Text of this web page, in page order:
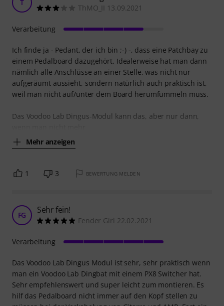
T
ThMO_II 13.09.2021
Ich finde ja - Pedant, der ich bin ;-) -, dass eine Patchbay zu
einem Pedalboard dazugehört. Idealerweise hat man dann
nämlich alle Anschlüsse an einer Stelle, was nicht nur
aufgeräumt aussieht, sondern natürlich auch praktisch ist,
weil man nicht auf/unter dem Board herumfummeln muss.
Das Voodoo Lab Dingus-Modul kann das, aber nur dann,
Mehr anzeigen
Verarbeitung
1 3 BEWERTUNG MELDEN
FG Sehr fein!
Fender Girl 22.02.2021
Das Voodoo Lab Dingus Modul ist sehr, sehr praktisch wenn
man ein Voodoo Lab Dingbat mit einem PX8 Switcher hat.
Sehr empfehlenswert und super leicht zum montieren. Es
hilf das Pedalboard nicht immer auf den Kopf stellen zu
Verarbeitung